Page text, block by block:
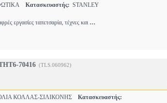
Κατασκευαστής: STANLEY
εργασίες ταπετσαρία, τέχνες και ...
70416 (TLS.060962)
ΚΟΛΛΑΣ-ΣΙΛΙΚΟΝΗΣ Κατασκευαστής: